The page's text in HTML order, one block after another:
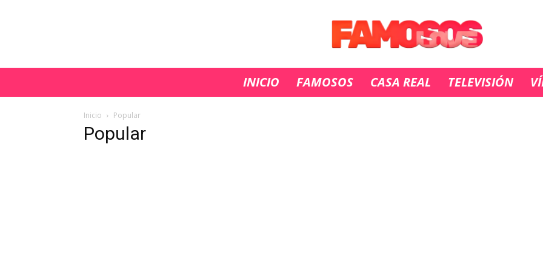
INICIO FAMOSOS CASA REAL TELEVISIÓN
Inicio Popular
Popular